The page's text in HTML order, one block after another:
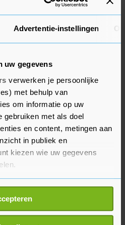
Advertentie-instellingen
uw gegevens
verwerken je persoonlijke
met behulp van
om informatie op uw
gebruiken met als doel
en content, metingen aan
in publiek en
kiezen wie uw gegevens
ook graag:
over uw geografische
meter nauwkeurig kan zijn
toekomst gaat, over de
is het nodig dat we
de hele sector."
zijn waar met name de
veehouderij dicht bij
gebieden zit. "Daar
een nieuwe balans. Daar
voor intensieve
kan er veel in andere
de provincies zijn met
Als zij niet